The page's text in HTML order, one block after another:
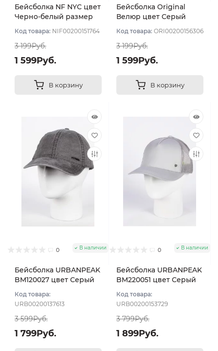
Бейсболка NF NYC цвет
Черно-белый размер
Код товара: NIF00200151764
3 199Руб.
1 599Руб.
В корзину
Бейсболка Original
Велюр цвет Серый
Код товара: ORI00200156306
3 199Руб.
1 599Руб.
В корзину
0 В наличии
Бейсболка URBANPEAK
BM120027 цвет Серый
Код товара:
URB00200137613
3 599Руб.
1 799Руб.
0 В наличии
Бейсболка URBANPEAK
BM220051 цвет Серый
Код товара:
URB00200153729
3 799Руб.
1 899Руб.